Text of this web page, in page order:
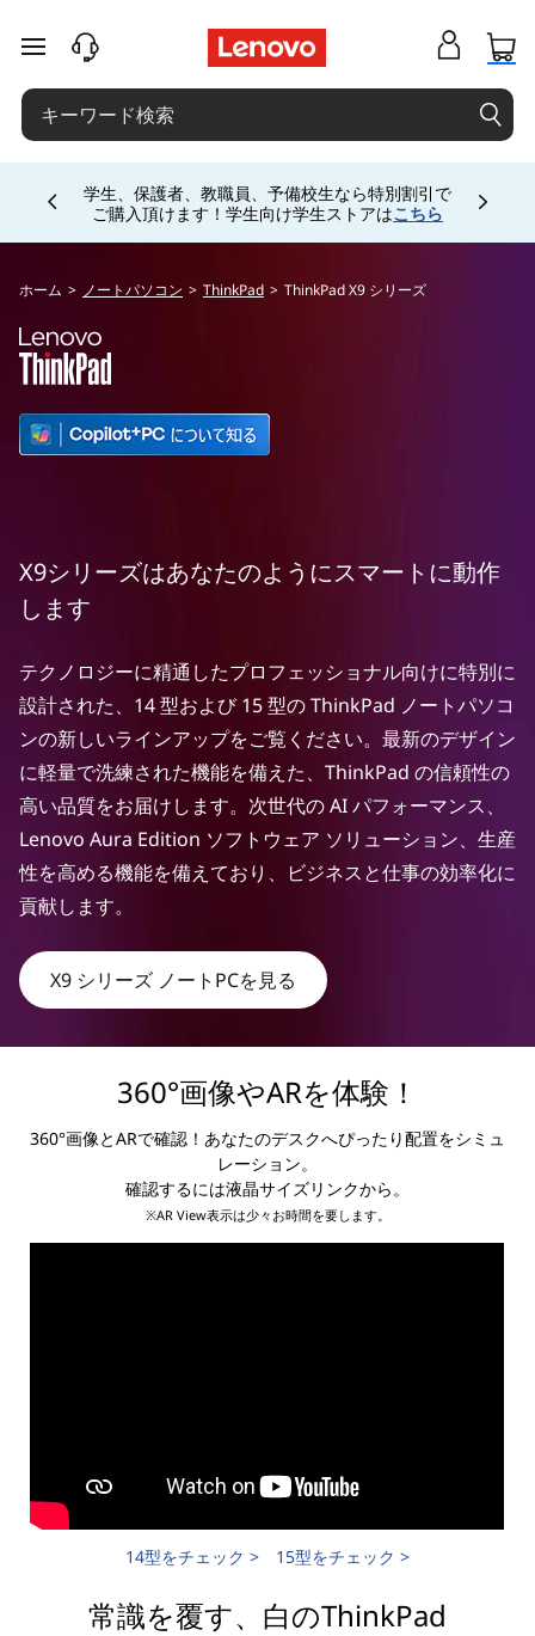
d
X
シ
リ
ビ
ジ
ネ
ス
向
け
の
プ
レ
ミ
ア
パ
フ
メインコンテンツにスキップする
学生、保護者、教職員、予備校生なら特別割引で
ご購入頂けます！学生向け学生ストアはこちら
ホーム > ノートパソコン > ThinkPad > ThinkPad X9 シリーズ
X9シリーズはあなたのようにスマートに動作
します
テクノロジーに精通したプロフェッショナル向けに特別に
設計された、14 型および 15 型の ThinkPad ノートパソコ
ンの新しいラインアップをご覧ください。最新のデザイン
に軽量で洗練された機能を備えた、ThinkPad の信頼性の
高い品質をお届けします。次世代の AI パフォーマンス、
Lenovo Aura Edition ソフトウェア ソリューション、生産
性を高める機能を備えており、ビジネスと仕事の効率化に
貢献します。
X9 シリーズ ノートPCを見る
360°画像やARを体験！
360°画像とARで確認！あなたのデスクへぴったり配置をシミュ
レーション。
確認するには液晶サイズリンクから。
※AR View表示は少々お時間を要します。
14型をチェック > 15型をチェック >
常識を覆す、白のThinkPad